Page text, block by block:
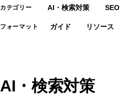
カテゴリー AI・検索対策 SEO
フォーマット ガイド リソース
AI・検索対策